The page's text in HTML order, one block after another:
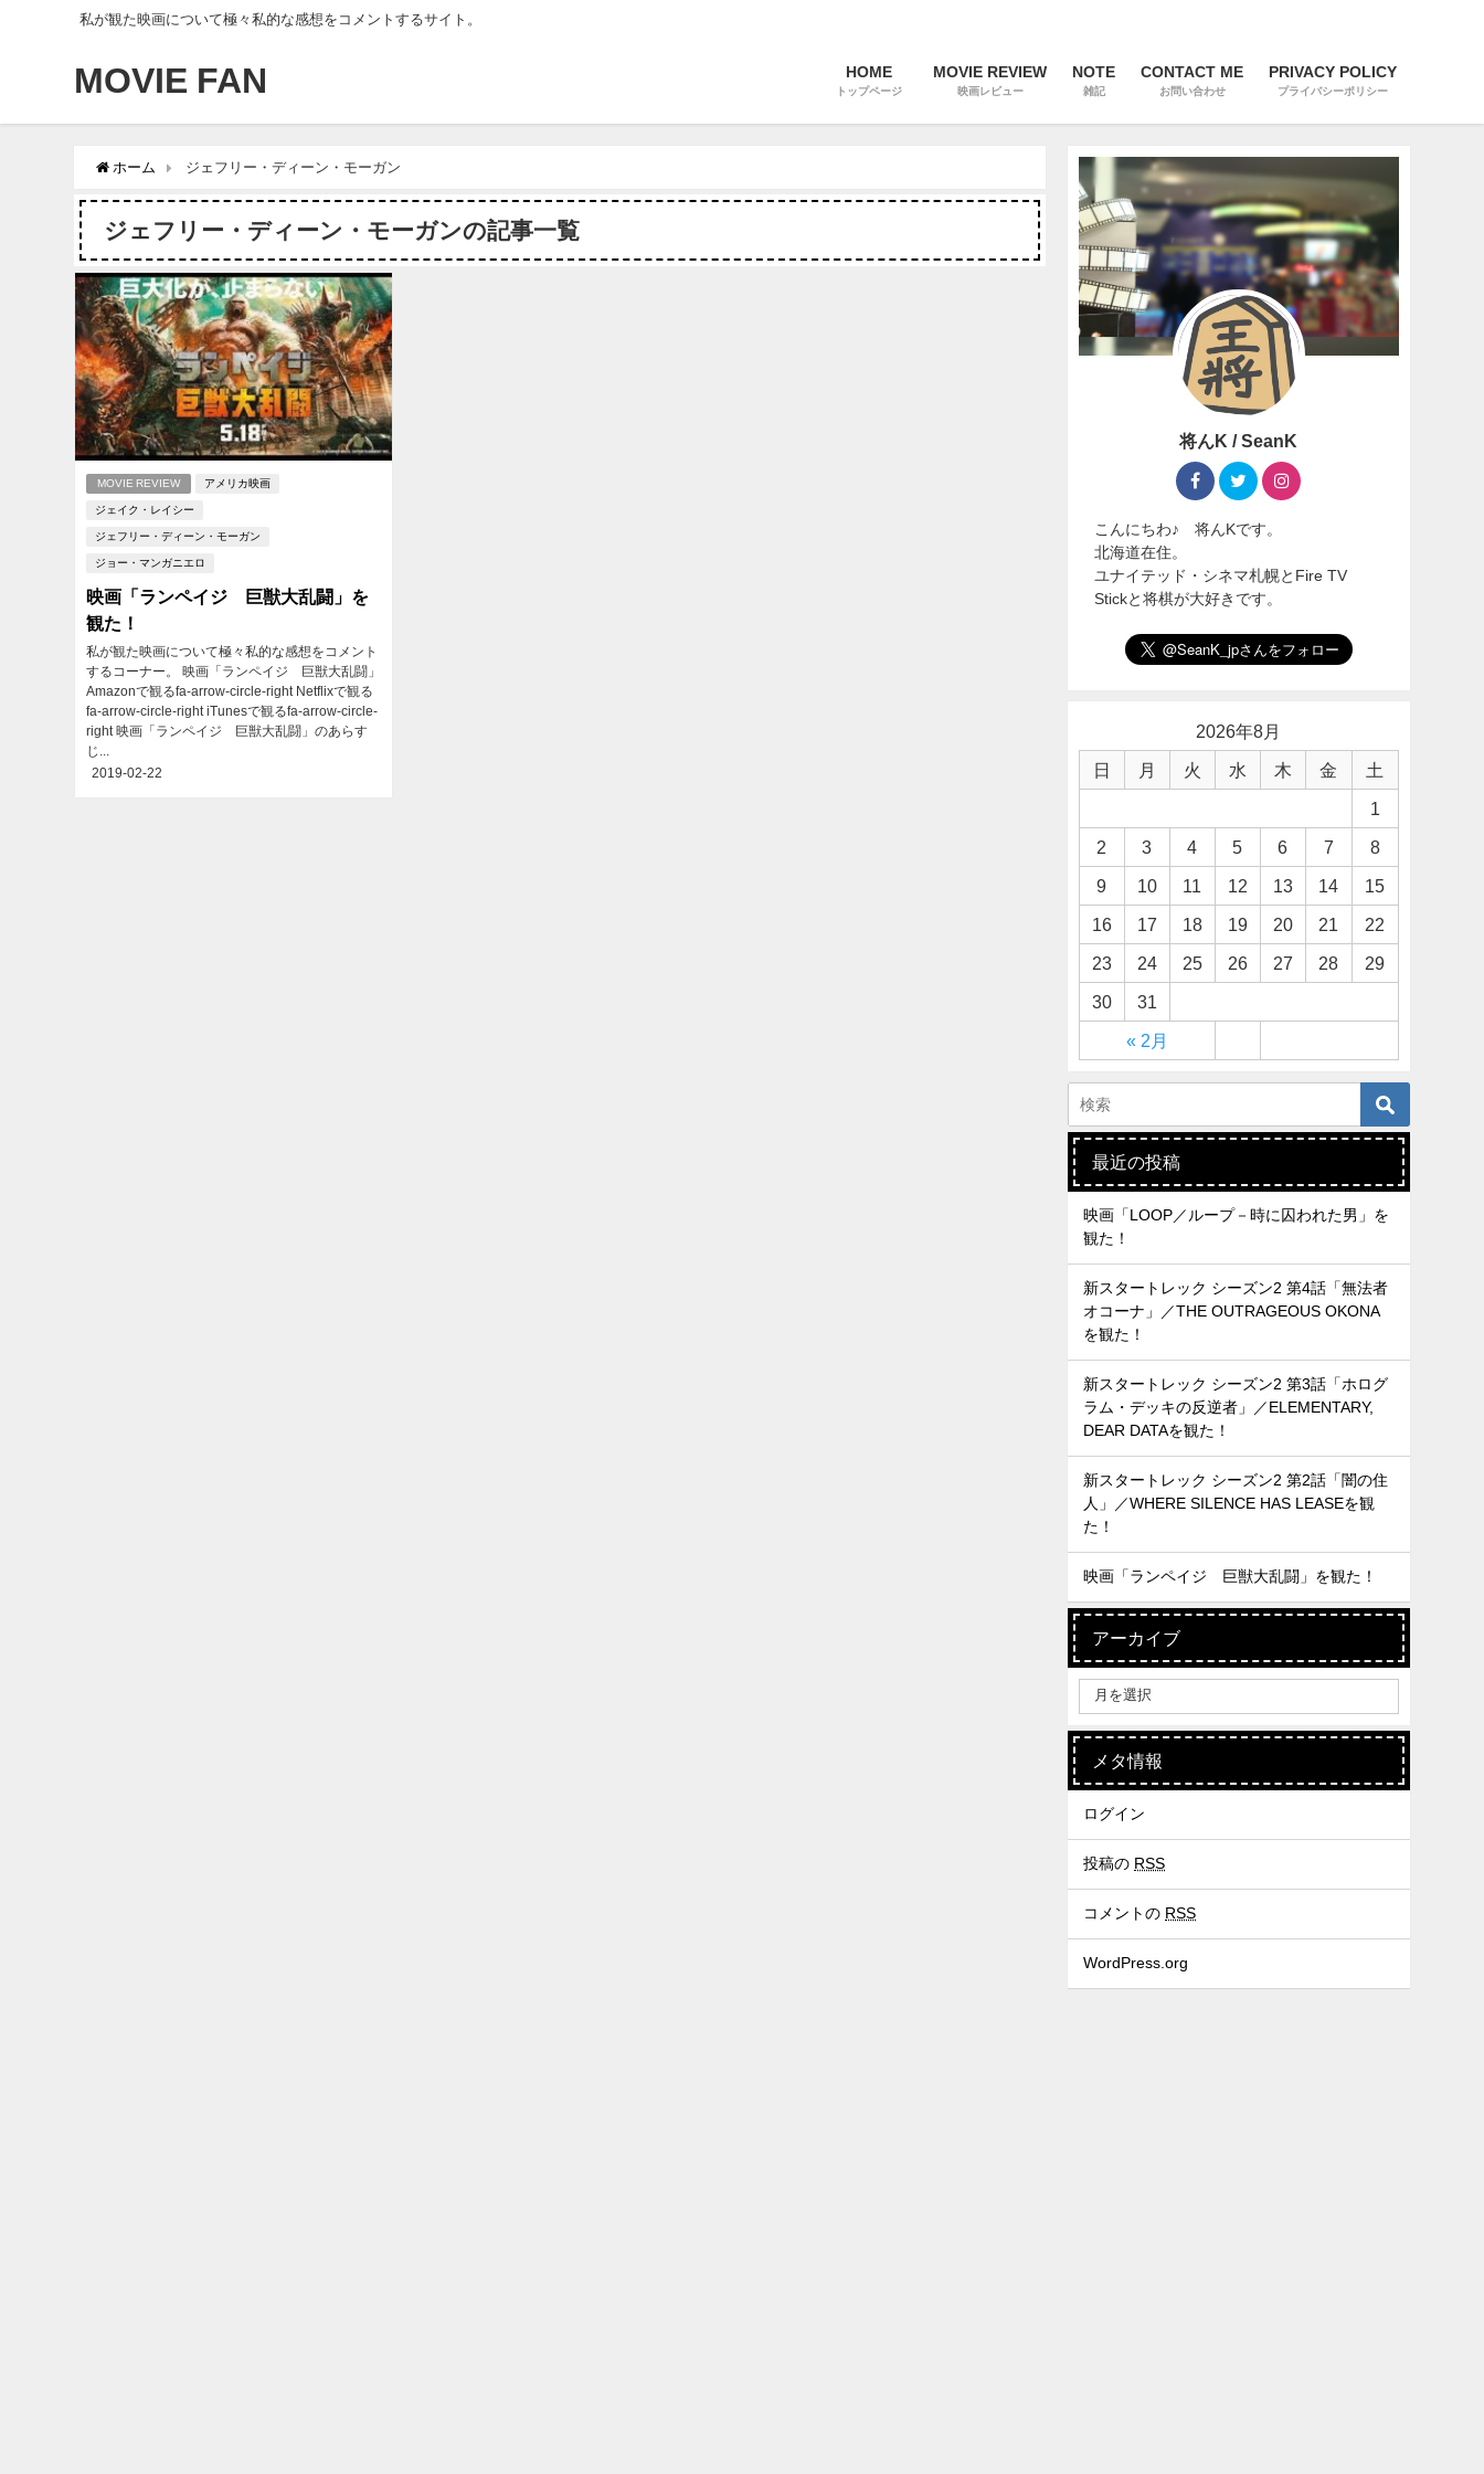
私が観た映画について極々私的な感想をコメントするサイト。
MOVIE FAN HOME
トップページ
MOVIE REVIEW
映画レビュー
NOTE
雑記
CONTACT ME
お問い合わせ
PRIVACY POLICY
プライバシーポリシー
ホーム ジェフリー・ディーン・モーガン
ジェフリー・ディーン・モーガンの記事一覧
MOVIE REVIEW アメリカ映画
ジェイク・レイシー
ジェフリー・ディーン・モーガン
ジョー・マンガニエロ
映画「ランペイジ 巨獣大乱闘」を
観た！
私が観た映画について極々私的な感想をコメント
するコーナー。 映画「ランペイジ 巨獣大乱闘」
Amazonで観るfa-arrow-circle-right Netflixで観る
fa-arrow-circle-right iTunesで観るfa-arrow-circle-
right 映画「ランペイジ 巨獣大乱闘」のあらす
じ...
2019-02-22
将んK / SeanK
こんにちわ♪ 将んKです。
北海道在住。
ユナイテッド・シネマ札幌とFire TV
Stickと将棋が大好きです。
2026年8月
日 月 火 水 木 金 土
« 2月
1
2 3 4 5 6 7 8
9 10 11 12 13 14 15
16 17 18 19 20 21 22
23 24 25 26 27 28 29
30 31
最近の投稿
映画「LOOP／ループ－時に囚われた男」を
観た！
新スタートレック シーズン2 第4話「無法者
オコーナ」／THE OUTRAGEOUS OKONA
を観た！
新スタートレック シーズン2 第3話「ホログ
ラム・デッキの反逆者」／ELEMENTARY,
DEAR DATAを観た！
新スタートレック シーズン2 第2話「闇の住
人」／WHERE SILENCE HAS LEASEを観
た！
映画「ランペイジ 巨獣大乱闘」を観た！
アーカイブ
メタ情報
ログイン
投稿の RSS
コメントの RSS
WordPress.org